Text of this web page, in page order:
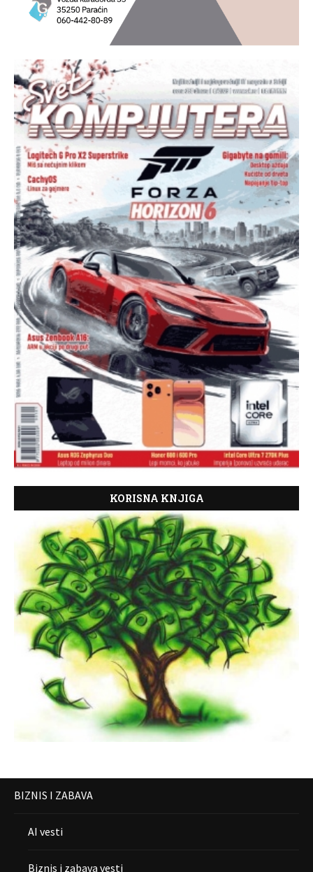
KORISNA KNJIGA
BIZNIS I ZABAVA
AI vesti
Biznis i zabava vesti